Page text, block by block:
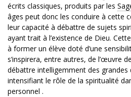
écrits classiques, produits par les
âges peut donc les conduire à cette
leur capacité à débattre de sujets
ayant trait à l’existence de Dieu.
à former un élève doté d’une
s’inspirera, entre autres, de l’œuvre
débattre intelligemment des
intensifiant le rôle de la spiritualité
personnel .